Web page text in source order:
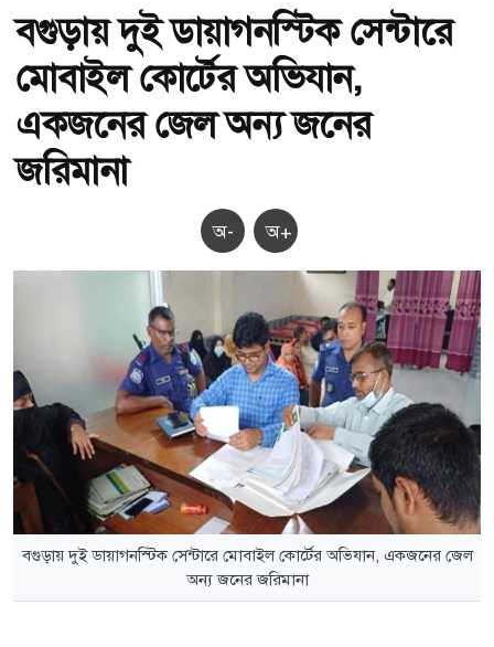
বগুড়ায় দুই ডায়াগনস্টিক সেন্টারে
মোবাইল কোর্টের অভিযান,
একজনের জেল অন্য জনের
জরিমানা
অ- অ+
বগুড়ায় দুই ডায়াগনস্টিক সেন্টারে মোবাইল কোর্টের অভিযান, একজনের জেল
অন্য জনের জরিমানা